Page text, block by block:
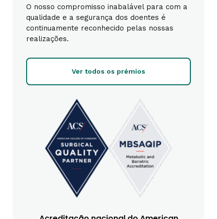
O nosso compromisso inabalável para com a
qualidade e a segurança dos doentes é
continuamente reconhecido pelas nossas
realizações.
Ver todos os prémios